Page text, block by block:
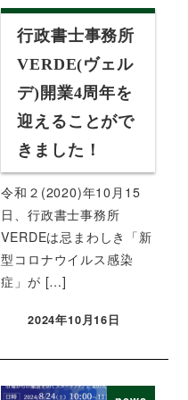
行政書士事務所
VERDE(ヴェル
デ)開業4周年を
迎えることがで
きました！
令和２(2020)年10月15
日、行政書士事務所
VERDEは忌まわしき「新
型コロナウイルス感染
症」が […]
投稿日
2024年10月16日